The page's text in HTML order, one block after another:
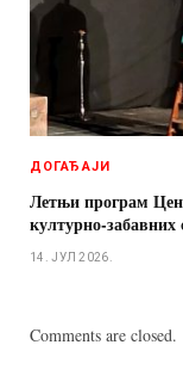
ДОГАЂАЈИ
Летњи програм
културно-забавних
14. ЈУЛ 2026.
Comments are closed.